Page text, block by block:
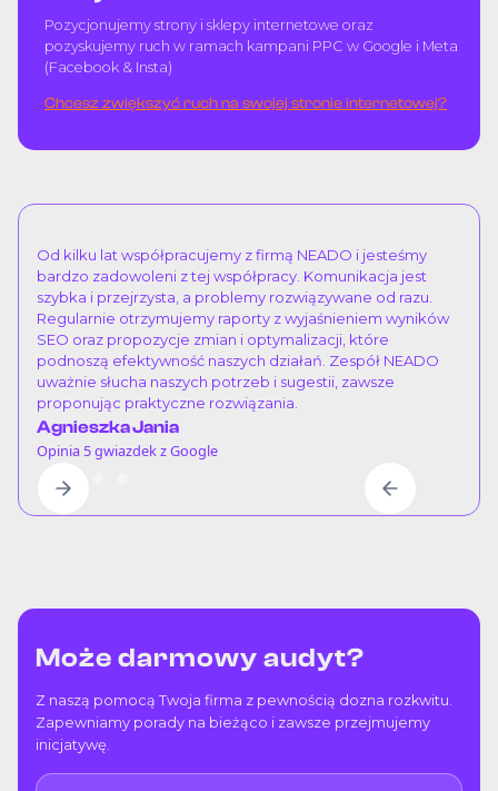
Pozycjonujemy strony i sklepy internetowe oraz
pozyskujemy ruch w ramach kampani PPC w Google i Meta
(Facebook & Insta)
Chcesz zwiększyć ruch na swojej stronie internetowej?
Od kilku lat współpracujemy z firmą NEADO i jesteśmy
bardzo zadowoleni z tej współpracy. Komunikacja jest
szybka i przejrzysta, a problemy rozwiązywane od razu.
Regularnie otrzymujemy raporty z wyjaśnieniem wyników
SEO oraz propozycje zmian i optymalizacji, które
podnoszą efektywność naszych działań. Zespół NEADO
uważnie słucha naszych potrzeb i sugestii, zawsze
proponując praktyczne rozwiązania.
Agnieszka Jania
Opinia 5 gwiazdek z Google
Może darmowy audyt?
Z naszą pomocą Twoja firma z pewnością dozna rozkwitu.
Zapewniamy porady na bieżąco i zawsze przejmujemy
inicjatywę.